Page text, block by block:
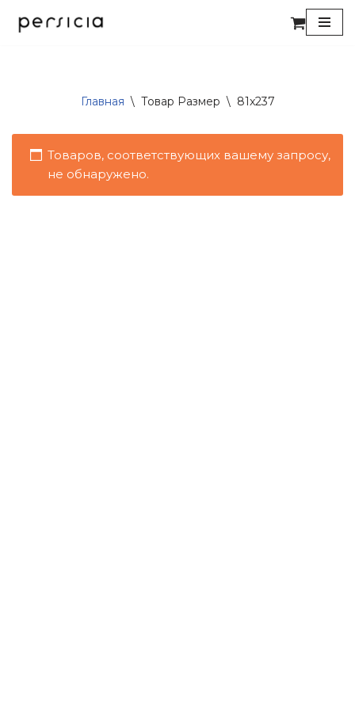
Главная \ Товар Размер \ 81x237
Товаров, соответствующих вашему запросу,
не обнаружено.